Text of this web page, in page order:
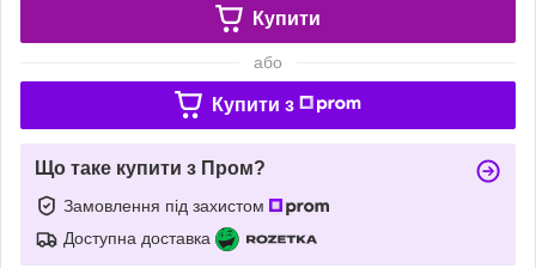
Купити
або
Купити з
Що таке купити з Пром?
Замовлення під захистом
Доступна доставка